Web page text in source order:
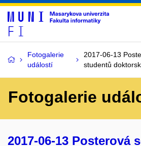
Fotogalerie
událostí
2017-06-13
studentů
Fotogalerie
2017-06-13 Posterová